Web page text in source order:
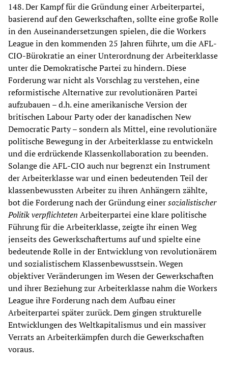
148. Der Kampf für die Gründung einer Arbeiterpartei,
basierend auf den Gewerkschaften, sollte eine große Rolle
in den Auseinandersetzungen spielen, die die Workers
League in den kommenden 25 Jahren führte, um die AFL-
CIO-Bürokratie an einer Unterordnung der Arbeiterklasse
unter die Demokratische Partei zu hindern. Diese
Forderung war nicht als Vorschlag zu verstehen, eine
reformistische Alternative zur revolutionären Partei
aufzubauen – d.h. eine amerikanische Version der
britischen Labour Party oder der kanadischen New
Democratic Party – sondern als Mittel, eine revolutionäre
politische Bewegung in der Arbeiterklasse zu entwickeln
und die erdrückende Klassenkollaboration zu beenden.
Solange die AFL-CIO auch nur begrenzt ein Instrument
der Arbeiterklasse war und einen bedeutenden Teil der
klassenbewussten Arbeiter zu ihren Anhängern zählte,
bot die Forderung nach der Gründung einersozialistischer
Politik verpflichteten Arbeiterpartei eine klare politische
Führung für die Arbeiterklasse, zeigte ihr einen Weg
jenseits des Gewerkschaftertums auf und spielte eine
bedeutende Rolle in der Entwicklung von revolutionärem
und sozialistischem Klassenbewusstsein. Wegen
objektiver Veränderungen im Wesen der Gewerkschaften
und ihrer Beziehung zur Arbeiterklasse nahm die Workers
League ihre Forderung nach dem Aufbau einer
Arbeiterpartei später zurück. Dem gingen strukturelle
Entwicklungen des Weltkapitalismus und ein massiver
Verrats an Arbeiterkämpfen durch die Gewerkschaften
voraus.